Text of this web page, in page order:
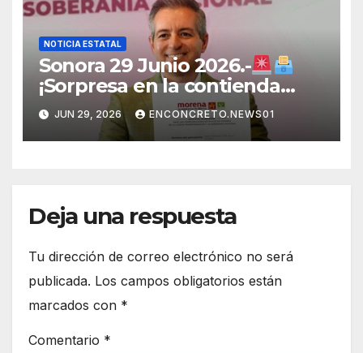
NOTICIA ESTATAL
Sonora 29 Junio 2026.-
¡Sorpresa en la contienda
rumbo a 2027! Omar Del Valle
entra de última hora a la
carrera en Sonora
JUN 29, 2026 ENCONCRETO.NEWS01
Deja una respuesta
Tu dirección de correo electrónico no será
publicada. Los campos obligatorios están
marcados con *
Comentario *